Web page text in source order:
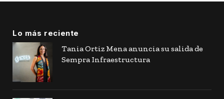
Lo más reciente
Tania Ortiz Mena anuncia su salida de
Sempra Infraestructura